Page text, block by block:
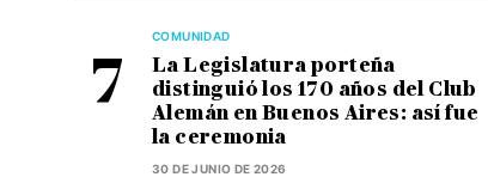
COMUNIDAD
La Legislatura porteña
distinguió los 170 años del Club
Alemán en Buenos Aires: así fue
la ceremonia
30 DE JUNIO DE 2026